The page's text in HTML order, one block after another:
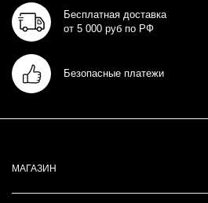
Бесплатная доставка
от 5 000 руб по РФ
Безопасные платежи
МАГАЗИН